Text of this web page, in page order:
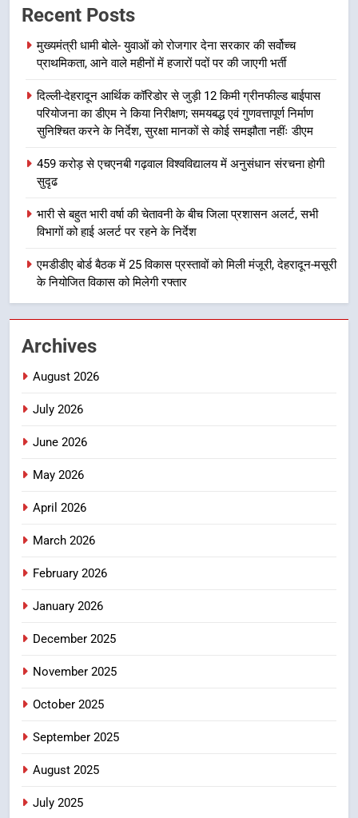
उत्तराखंड समाचार
एमडीडीए बोर्ड बैठक में 25 विकास प्रस्तावों
को मिली मंजूरी, देहरादून-मसूरी के
नियोजित विकास को मिलेगी रफ्तार
उत्तराखंड समाचार
6
मुख्यमंत्री पुष्कर सिंह धामी के दिशा-निर्देशों
में पीएम आवास योजना (शहरी) की प्रगति
Recent Posts
मुख्यमंत्री धामी बोले- युवाओं को रोजगार देना सरकार की सर्वोच्च
प्राथमिकता, आने वाले महीनों में हजारों पदों पर की जाएगी भर्ती
दिल्ली-देहरादून आर्थिक कॉरिडोर से जुड़ी 12 किमी ग्रीनफील्ड बाईपास
परियोजना का डीएम ने किया निरीक्षण; समयबद्ध एवं गुणवत्तापूर्ण निर्माण
सुनिश्चित करने के निर्देश, सुरक्षा मानकों से कोई समझौता नहींः डीएम
459 करोड़ से एचएनबी गढ़वाल विश्वविद्यालय में अनुसंधान संरचना होगी
सुदृढ
भारी से बहुत भारी वर्षा की चेतावनी के बीच जिला प्रशासन अलर्ट, सभी
विभागों को हाई अलर्ट पर रहने के निर्देश
एमडीडीए बोर्ड बैठक में 25 विकास प्रस्तावों को मिली मंजूरी, देहरादून-मसूरी
के नियोजित विकास को मिलेगी रफ्तार
Archives
August 2026
July 2026
June 2026
May 2026
April 2026
March 2026
February 2026
January 2026
December 2025
November 2025
October 2025
September 2025
August 2025
July 2025